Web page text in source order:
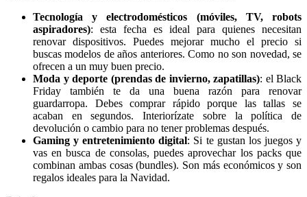
Tecnología y electrodomésticos (móviles, TV, robots
aspiradores): esta fecha es ideal para quienes necesitan
renovar dispositivos. Puedes mejorar mucho el precio si
buscas modelos de años anteriores. Como no son novedad, se
ofrecen a un muy buen precio.
Moda y deporte (prendas de invierno, zapatillas): el Black
Friday también te da una buena razón para renovar
guardarropa. Debes comprar rápido porque las tallas se
acaban en segundos. Interiorízate sobre la política de
devolución o cambio para no tener problemas después.
Gaming y entretenimiento digital: Si te gustan los juegos y
vas en busca de consolas, puedes aprovechar los packs que
combinan ambas cosas (bundles). Son más económicos y son
regalos ideales para la Navidad.